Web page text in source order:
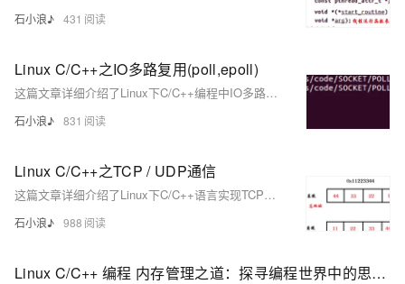
石小浪♪ 431
Linux C/C++之IO多路复用(poll,epoll)
这篇文章详细介绍了Linux下C/C++编程中IO多路复用的两种机制：poll和epoll，包括它们的比较、编程模型、函数原型以及如何使用这些机制实现服务器端和客户端之间的多个连接。
石小浪♪ 831
Linux C/C++之TCP / UDP通信
这篇文章详细介绍了Linux下C/C++语言实现TCP和UDP通信的方法，包括网络基础、通信模型、编程示例以及TCP和UDP的优缺点比较。
石小浪♪ 988
Linux C/C++ 编程 内存管理之道：探寻编程世界中的思维乐趣